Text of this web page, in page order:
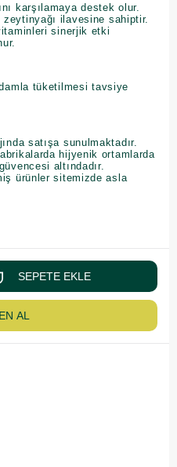
karşılamaya destek olur.
ilavesine sahiptir.
sinerjik etki
tüketilmesi tavsiye
satışa sunulmaktadır.
hijyenik ortamlarda
altındadır.
ürünler sitemizde asla